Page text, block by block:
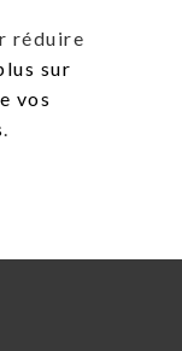
réduire
sur
vos
.